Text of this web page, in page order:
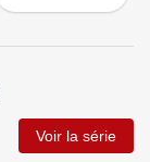
Voir la série